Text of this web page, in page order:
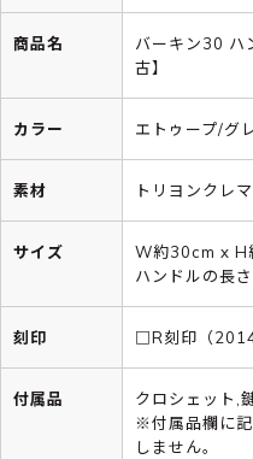
商品名
バーキン30 ハ
古】
カラー エトゥープ/グ
素材 トリヨンクレ
サイズ
W約30cm x H
ハンドルの長
刻印 □R刻印（2014
付属品
クロシェット,
※付属品欄に
しません。